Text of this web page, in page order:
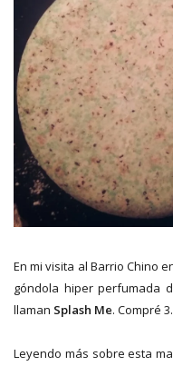
En mi visita al Barrio Chino
góndola hiper perfumada
llaman Splash Me. Compré
Leyendo más sobre esta